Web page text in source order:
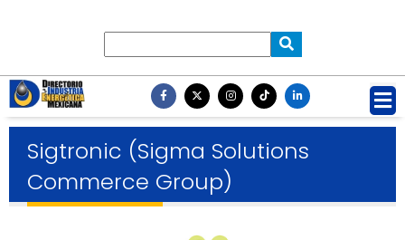
Sigtronic (Sigma Solutions
Commerce Group)